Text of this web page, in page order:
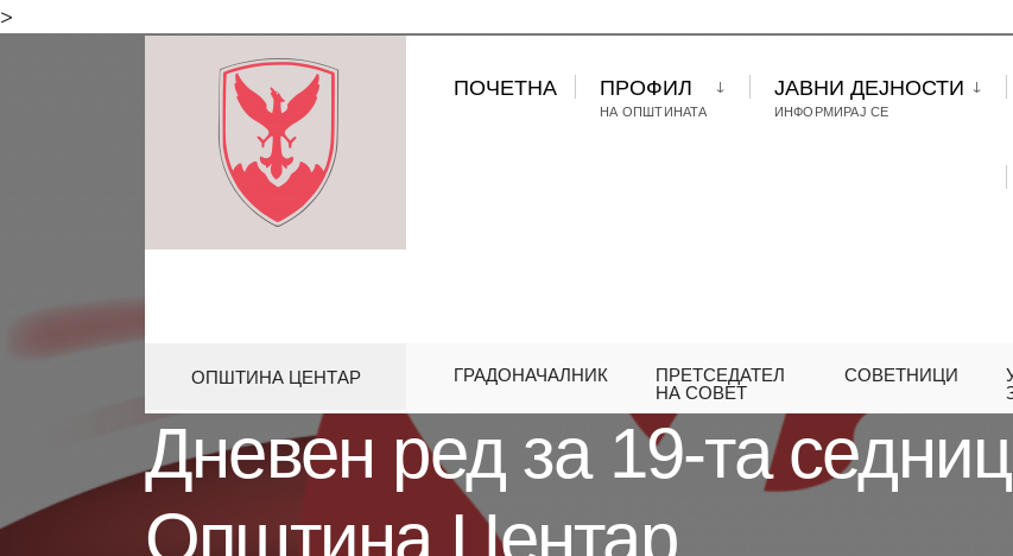
>
ПОЧЕТНА ПРОФИЛ
НА ОПШТИНАТА
ЈАВНИ ДЕЈНОСТИ
ИНФОРМИРАЈ СЕ
ОПШТИНА ЦЕНТАР ГРАДОНАЧАЛНИК
ПРЕТСЕДАТЕЛ
НА СОВЕТ
СОВЕТНИЦИ
HOME СОВЕТ ДНЕВЕН РЕД ЗА 19-ТА СЕДНИЦА НА СОВЕТ НА ОПШТИНА
Дневен ред за 19-та
Општина Центар